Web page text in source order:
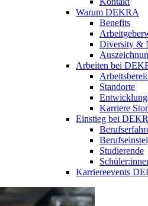
Warum DEKRA
Benefits
Diversity &
Arbeiten bei
Standorte
Karriere
Einstieg bei
Studierende
Karriereevents